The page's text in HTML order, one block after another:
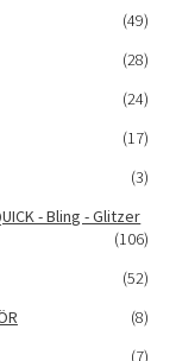
(49)
(28)
(24)
(17)
(3)
- Bling - Glitzer
(106)
(52)
(8)